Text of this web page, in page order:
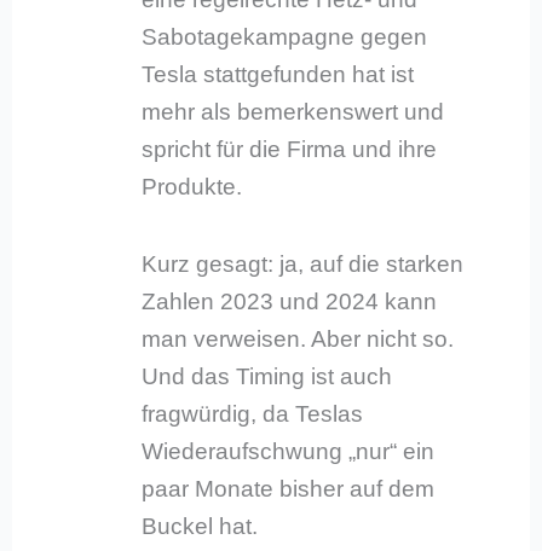
Sabotagekampagne gegen
Tesla stattgefunden hat ist
mehr als bemerkenswert und
spricht für die Firma und ihre
Produkte.
Kurz gesagt: ja, auf die starken
Zahlen 2023 und 2024 kann
man verweisen. Aber nicht so.
Und das Timing ist auch
fragwürdig, da Teslas
Wiederaufschwung „nur“ ein
paar Monate bisher auf dem
Buckel hat.